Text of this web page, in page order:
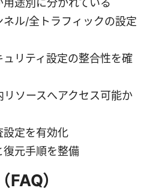
ネル/全トラフィックの設定
ュリティ設定の整合性を確
ソースへアクセス可能か
設定を有効化
復元手順を整備
）